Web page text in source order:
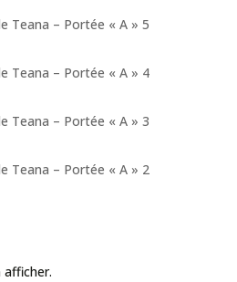
Teana – Portée « A » 5
Teana – Portée « A » 4
Teana – Portée « A » 3
Teana – Portée « A » 2